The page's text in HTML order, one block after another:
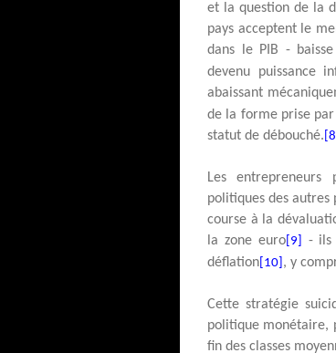
et la question de la
pays acceptent le
dans le PIB -
devenu puissance
abaissant
de la forme prise
statut de débouché. [8]
Les entrepreneurs
politiques des autres
course à la
la zone euro[9]
- ils
déflation [10] , y
Cette stratégie
politique monétaire,
fin des classes